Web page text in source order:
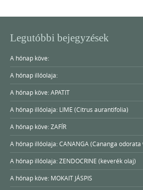
Legutóbbi bejegyzések
A hónap köve:
A hónap illóolaja:
A hónap köve: APATIT
A hónap illóolaja: LIME (Citrus aurantifolia)
A hónap köve: ZAFÍR
A hónap illóolaja: CANANGA (Cananga
A hónap illóolaja: ZENDOCRINE (keverék olaj)
A hónap köve: MOKAIT JÁSPIS